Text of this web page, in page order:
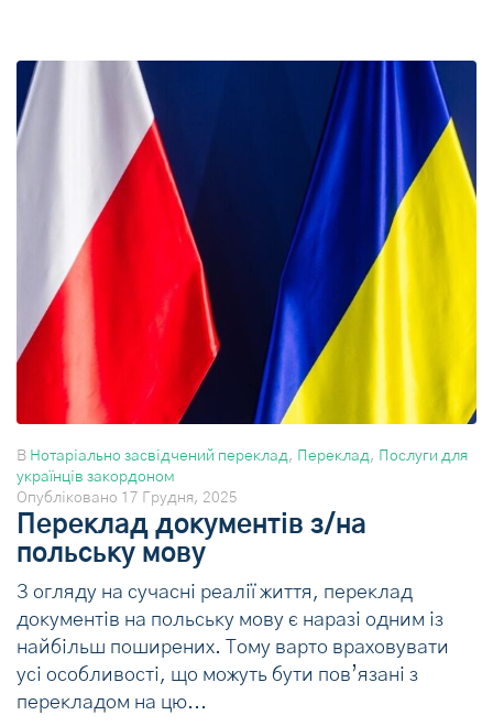
В Нотаріально засвідчений переклад, Переклад,
Послуги для
українців закордоном
Опубліковано 17 Грудня, 2025
Переклад документів з/на
польську мову
З огляду на сучасні реалії життя, переклад
документів на польську мову є наразі одним із
найбільш поширених. Тому варто враховувати
усі особливості, що можуть бути пов’язані з
перекладом на цю...